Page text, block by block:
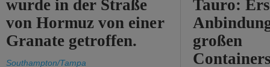
wurde in der Straße
von Hormuz von einer
Granate getroffen.
Southampton/Tampa
Tauro:
großen